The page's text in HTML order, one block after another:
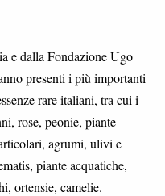
e dalla Fondazione Ugo
presenti i più importanti
rare italiani, tra cui i
rose, peonie, piante
agrumi, ulivi e
piante acquatiche,
ortensie, camelie.